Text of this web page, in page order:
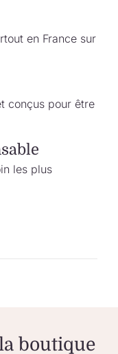
en France sur
conçus pour être
les plus
boutique